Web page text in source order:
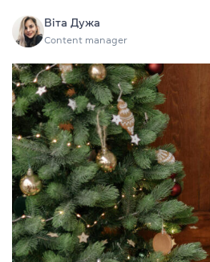
Віта Дужа
Content manager